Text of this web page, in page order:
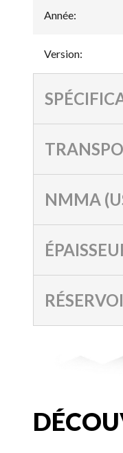
Année:
Version:
NMMA